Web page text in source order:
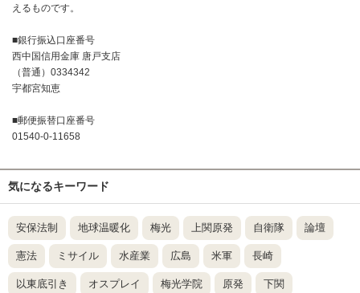
えるものです。
■銀行振込口座番号
西中国信用金庫 唐戸支店
（普通）0334342
宇都宮知恵
■郵便振替口座番号
01540-0-11658
気になるキーワード
安保法制 地球温暖化 梅光 上関原発 自衛隊 論壇
憲法 ミサイル 水産業 広島 米軍 長崎
以東底引き オスプレイ 梅光学院 原発 下関